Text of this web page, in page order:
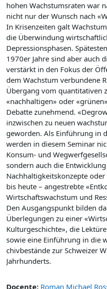
hohen Wachstums­raten war
nicht nur der Wunsch nach
In Krisenzeiten galt
die Überwindung
Depressionsphasen.
1970er Jahre sind aber auch
verstärkt in den Fokus der
dem Wachstum verbundene
Übergang vom quantitativen
«nachhaltigen» oder
Debatte zunehmend.
inzwischen zu neuen
geworden. Als Einführung in
werden in diesem Seminar
Konsum- und
sondern auch die
Nachhaltigkeits­konzepte
bis heute – angestrebte
Wirtschaftswachstum und
Den Ausgangspunkt bilden
Überlegungen zu einer
Kulturgeschichte», die
sowie eine Einführung in die
chivbestände zur Schweizer
Jahrhunderts.
Docente: Roman Michael